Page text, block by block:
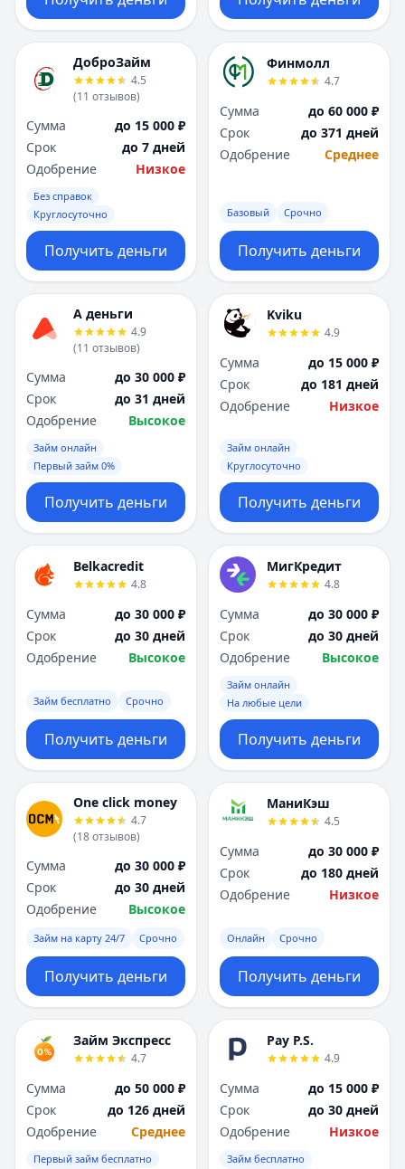
ДоброЗайм
4.5
(11 отзывов)
Сумма
до 15 000 ₽
Срок
до 7 дней
Одобрение
Низкое
Без справок
Круглосуточно
Получить деньги
Финмолл
4.7
Сумма
до 60 000 ₽
Срок
до 371 дней
Одобрение
Среднее
Базовый Срочно
Получить деньги
А деньги
4.9
(11 отзывов)
Сумма
до 30 000 ₽
Срок
до 31 дней
Одобрение
Высокое
Займ онлайн
Первый займ 0%
Получить деньги
Kviku
4.9
Сумма
до 15 000 ₽
Срок
до 181 дней
Одобрение
Низкое
Займ онлайн
Круглосуточно
Получить деньги
Belkacredit
4.8
Сумма
до 30 000 ₽
Срок
до 30 дней
Одобрение
Высокое
Займ бесплатно Срочно
Получить деньги
МигКредит
4.8
Сумма
до 30 000 ₽
Срок
до 30 дней
Одобрение
Высокое
Займ онлайн
На любые цели
Получить деньги
One click money
4.7
(18отзывов)
Сумма
до 30 000 ₽
Срок
до 30 дней
Одобрение
Высокое
Займ на карту 24/7 Срочно
Получить деньги
МаниКэш
4.5
Сумма
до 30 000 ₽
Срок
до 180 дней
Одобрение
Низкое
Онлайн Срочно
Получить деньги
Займ Экспресс
4.7
Сумма
до 50 000 ₽
Срок
до 126 дней
Одобрение
Среднее
Первый займ бесплатно
Pay P.S.
4.9
Сумма
до 15 000 ₽
Срок
до 30 дней
Одобрение
Низкое
Займ бесплатно